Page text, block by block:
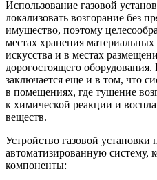
Использование газовой
локализовать возгорание без
имущество, поэтому
местах хранения
искусства и в местах
дорогостоящего
заключается еще и в том, что
в помещениях, где тушение
к химической реакции и
веществ.
Устройство газовой установки
автоматизированную систему,
компоненты: